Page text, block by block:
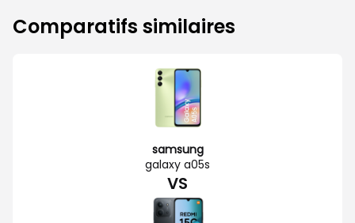
Comparatifs similaires
samsung
galaxy a05s
VS